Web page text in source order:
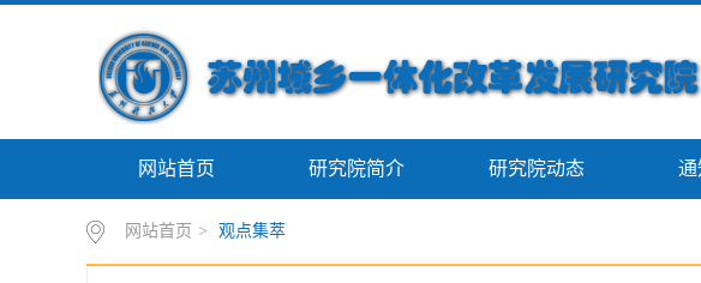
网站首页 研究院简介 研究院动态 通
网站首页 > 观点集萃